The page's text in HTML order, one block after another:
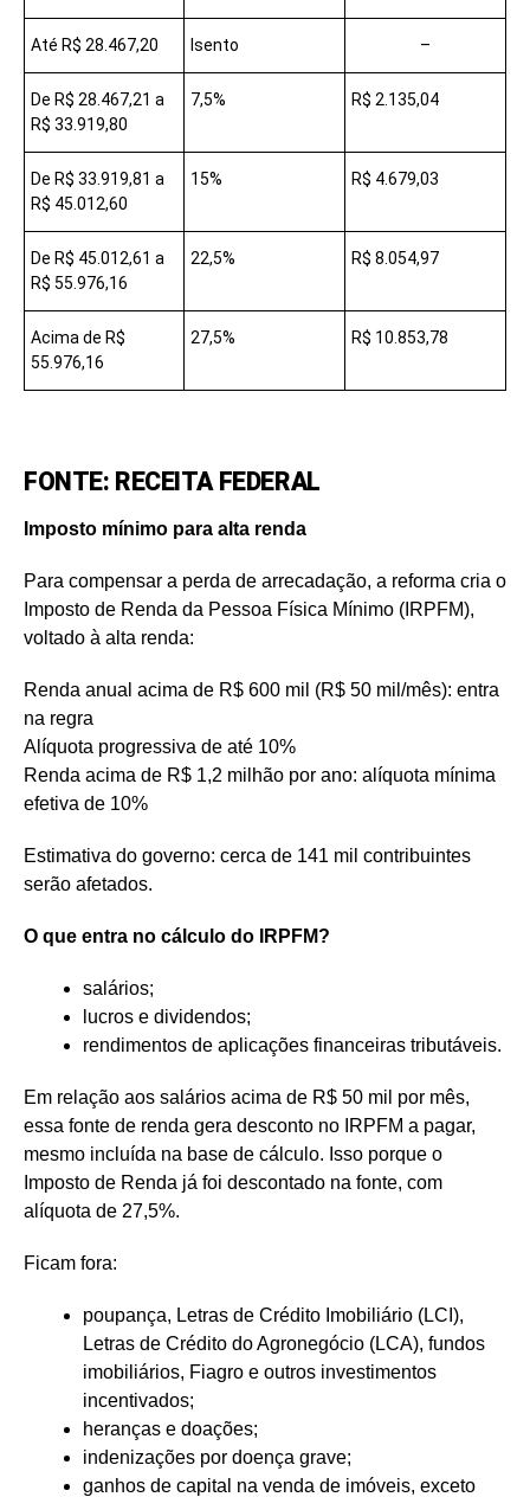
Até R$ 28.467,20 Isento –
De R$ 28.467,21 a
R$ 33.919,80
7,5% R$ 2.135,04
De R$ 33.919,81 a
R$ 45.012,60
15% R$ 4.679,03
De R$ 45.012,61 a
R$ 55.976,16
22,5% R$ 8.054,97
Acima de R$
55.976,16
27,5% R$ 10.853,78
FONTE: RECEITA FEDERAL
Imposto mínimo para alta renda
Para compensar a perda de arrecadação, a reforma cria o
Imposto de Renda da Pessoa Física Mínimo (IRPFM),
voltado à alta renda:
Renda anual acima de R$ 600 mil (R$ 50 mil/mês): entra
na regra
Alíquota progressiva de até 10%
Renda acima de R$ 1,2 milhão por ano: alíquota mínima
efetiva de 10%
Estimativa do governo: cerca de 141 mil contribuintes
serão afetados.
O que entra no cálculo do IRPFM?
salários;
lucros e dividendos;
rendimentos de aplicações financeiras tributáveis.
Em relação aos salários acima de R$ 50 mil por mês,
essa fonte de renda gera desconto no IRPFM a pagar,
mesmo incluída na base de cálculo. Isso porque o
Imposto de Renda já foi descontado na fonte, com
alíquota de 27,5%.
Ficam fora:
poupança, Letras de Crédito Imobiliário (LCI),
Letras de Crédito do Agronegócio (LCA), fundos
imobiliários, Fiagro e outros investimentos
incentivados;
heranças e doações;
indenizações por doença grave;
ganhos de capital na venda de imóveis, exceto